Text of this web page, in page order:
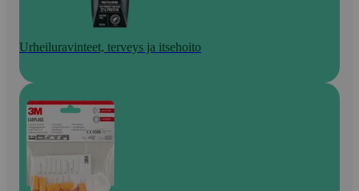
Urheiluravinteet, terveys ja itsehoito